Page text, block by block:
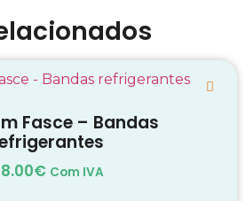
Fasce – Bandas
€ Com IVA